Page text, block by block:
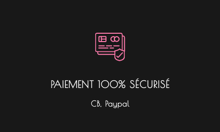
PAIEMENT 100% SÉCURISÉ
CB, Paypal